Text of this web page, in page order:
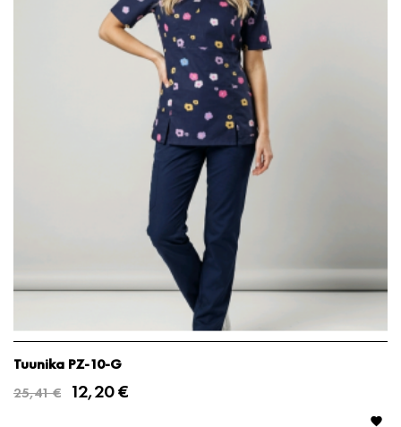
Tuunika PZ-10-G
25,41 €
12,20 €
